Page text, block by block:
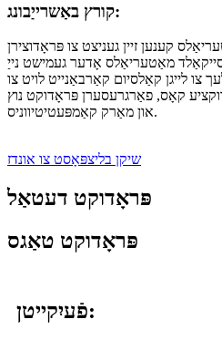
קורץ באַשרייַבונג:
קענען זיין געניצט צו פּראָדוצירן
מאַטעריאַלס אָדער געמישט נייַ
צו לייגן קאַלסיום קאַרבאַנייט לויט צו
קאָס, פאַרגרעסערן פּראָדוקט נוץ
און מאַרק קאַמפּעטיטיווניס.
שיקן בליצפּאָסט צו אונדז
פּראָדוקט דעטאַל
פּראָדוקט טאַגס
פֿעיִקייטן: